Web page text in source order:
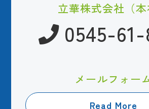
立華株式会社（本
0545-
メールフォー
Read More